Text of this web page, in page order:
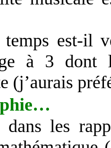
est-il
à 3 dont
(j’aurais
dans les